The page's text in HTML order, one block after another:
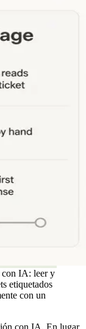
con IA: leer y
etiquetados
con un
con IA. En lugar